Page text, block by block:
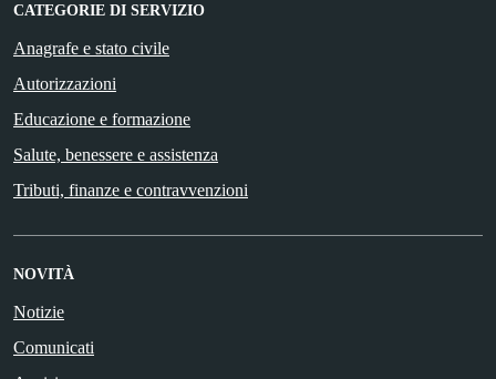
CATEGORIE DI SERVIZIO
Anagrafe e stato civile
Autorizzazioni
Educazione e formazione
Salute, benessere e assistenza
Tributi, finanze e contravvenzioni
NOVITÀ
Notizie
Comunicati